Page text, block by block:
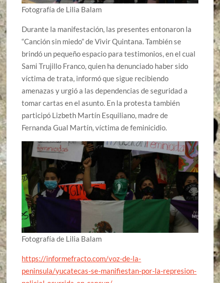
Fotografía de Lilia Balam
Durante la manifestación, las presentes entonaron la
“Canción sin miedo” de Vivir Quintana. También se
brindó un pequeño espacio para testimonios, en el cual
Sami Trujillo Franco, quien ha denunciado haber sido
víctima de trata, informó que sigue recibiendo
amenazas y urgió a las dependencias de seguridad a
tomar cartas en el asunto. En la protesta también
participó Lizbeth Martín Esquiliano, madre de
Fernanda Gual Martín, víctima de feminicidio.
Fotografía de Lilia Balam
https://informefracto.com/voz-de-la-
peninsula/yucatecas-se-manifiestan-por-la-represion-